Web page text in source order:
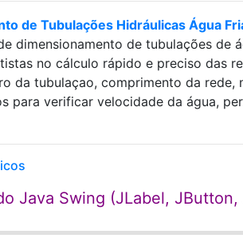
de Tubulações Hidráulicas Água
dimensionamento de tubulações de
no cálculo rápido e preciso das
da tubulaçao, comprimento da
para verificar velocidade da água,
Java Swing (JLabel, JButton,